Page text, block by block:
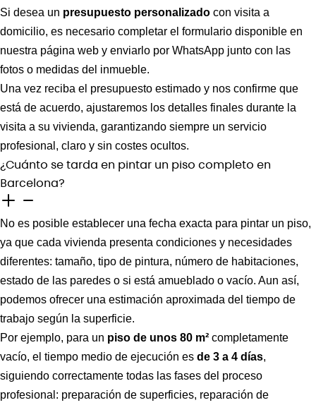
Si desea un presupuesto personalizado con visita a
domicilio, es necesario completar el formulario disponible en
nuestra página web y enviarlo por WhatsApp junto con las
fotos o medidas del inmueble.
Una vez reciba el presupuesto estimado y nos confirme que
está de acuerdo, ajustaremos los detalles finales durante la
visita a su vivienda, garantizando siempre un servicio
profesional, claro y sin costes ocultos.
¿Cuánto se tarda en pintar un piso completo en
Barcelona?
No es posible establecer una fecha exacta para pintar un piso,
ya que cada vivienda presenta condiciones y necesidades
diferentes: tamaño, tipo de pintura, número de habitaciones,
estado de las paredes o si está amueblado o vacío. Aun así,
podemos ofrecer una estimación aproximada del tiempo de
trabajo según la superficie.
Por ejemplo, para un piso de unos 80 m² completamente
vacío, el tiempo medio de ejecución es de 3 a 4 días,
siguiendo correctamente todas las fases del proceso
profesional: preparación de superficies, reparación de